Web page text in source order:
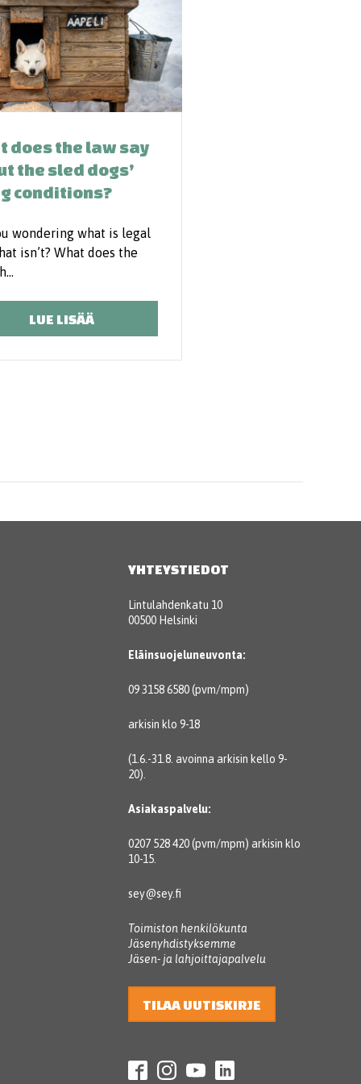
does the law say
the sled dogs’
conditions?
wondering what is legal
isn’t? What does the
LUE LISÄÄ
YHTEYSTIEDOT
Lintulahdenkatu 10
00500 Helsinki
Eläinsuojeluneuvonta:
09 3158 6580 (pvm/mpm)
arkisin klo 9-18
(1.6.-31.8. avoinna arkisin kello 9-
20).
Asiakaspalvelu:
0207 528 420 (pvm/mpm) arkisin klo
10-15.
sey@sey.fi
Toimiston henkilökunta
Jäsenyhdistyksemme
Jäsen- ja lahjoittajapalvelu
TILAA UUTISKIRJE